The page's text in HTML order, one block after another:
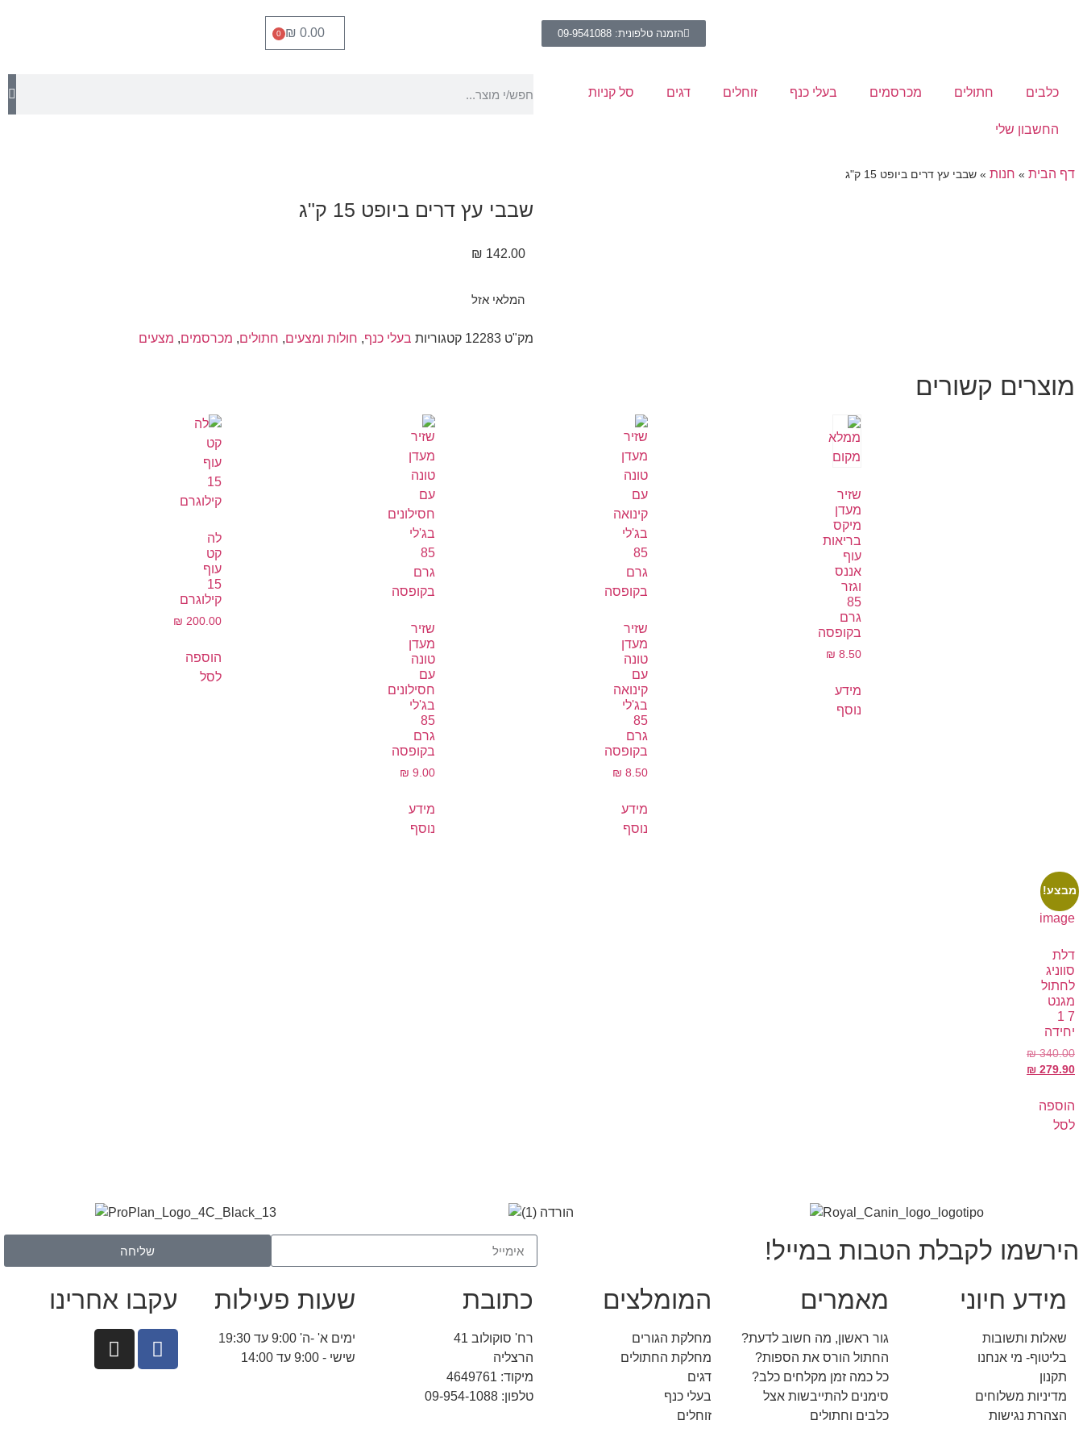
הזמנה טלפונית: 09-9541088 ₪ 0.00
0
כלבים חתולים מכרסמים בעלי כנף זוחלים דגים סל קניות
החשבון שלי
דף הבית » חנות » שבבי עץ דרים ביופט 15 ק"ג
שבבי עץ דרים ביופט 15 ק"ג
₪ 142.00
המלאי אזל
מק"ט 12283 קטגוריות בעלי כנף, חולות ומצעים, חתולים, מכרסמים, מצעים
מוצרים קשורים
שזיר
מעדן
מיקס
בריאות
עוף
אננס
וגזר
85
גרם
בקופסה
₪ 8.50
מידע
נוסף
שזיר
מעדן
טונה
עם
קינואה
בג'לי
85
גרם
בקופסה
₪ 8.50
מידע
נוסף
שזיר
מעדן
טונה
עם
חסילונים
בג'לי
85
גרם
בקופסה
₪ 9.00
מידע
נוסף
לה
קט
עוף
15
קילוגרם
₪ 200.00
הוספה
לסל
מבצע!
דלת
סווניג
לחתול
מגנט
7 1
יחידה
₪340.00
₪ 279.90
הוספה
לסל
הירשמו לקבלת הטבות במייל! שליחה
מידע חיוני
שאלות ותשובות
בליטוף- מי אנחנו
תקנון
מדיניות משלוחים
הצהרת נגישות
מאמרים
גור ראשון, מה חשוב לדעת?
החתול הורס את הספות?
כל כמה זמן מקלחים כלב?
סימנים להתייבשות אצל
כלבים וחתולים
המומלצים
מחלקת הגורים
מחלקת החתולים
דגים
בעלי כנף
זוחלים
כתובת
רח' סוקולוב 41
הרצליה
מיקוד: 4649761
טלפון: 09-954-1088
שעות פעילות
ימים א' -ה' 9:00 עד 19:30
שישי - 9:00 עד 14:00
עקבו אחרינו